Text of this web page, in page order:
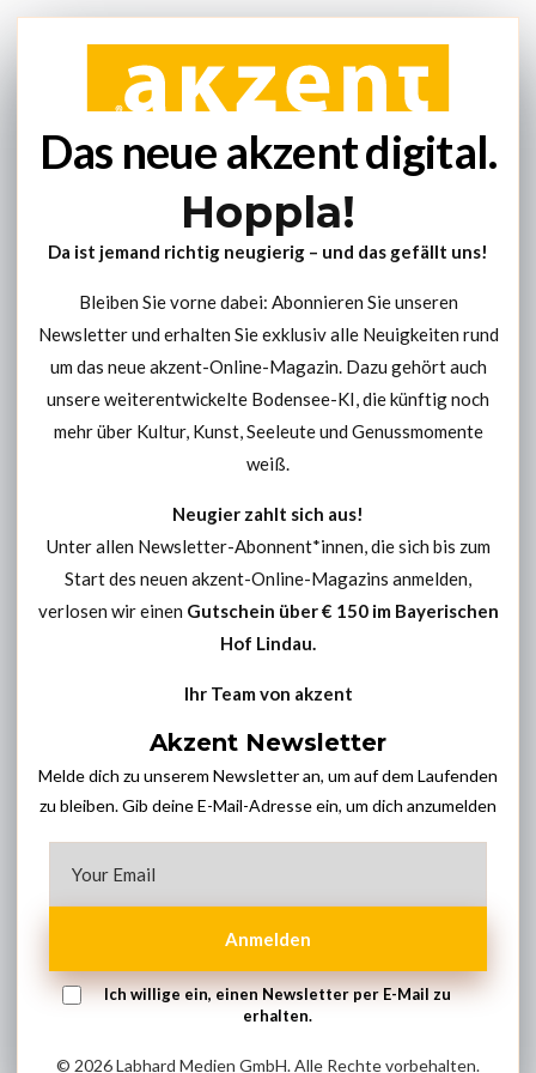
Das neue akzent digital.
Hoppla!
Da ist jemand richtig neugierig – und das gefällt uns!
Bleiben Sie vorne dabei: Abonnieren Sie unseren
Newsletter und erhalten Sie exklusiv alle Neuigkeiten rund
um das neue akzent-Online-Magazin. Dazu gehört auch
unsere weiterentwickelte Bodensee-KI, die künftig noch
mehr über Kultur, Kunst, Seeleute und Genussmomente
weiß.
Neugier zahlt sich aus!
Unter allen Newsletter-Abonnent*innen, die sich bis zum
Start des neuen akzent-Online-Magazins anmelden,
verlosen wir einen Gutschein über € 150 im Bayerischen
Hof Lindau.
Ihr Team von akzent
Akzent Newsletter
Melde dich zu unserem Newsletter an, um auf dem Laufenden
zu bleiben. Gib deine E-Mail-Adresse ein, um dich anzumelden
Ich willige ein, einen Newsletter per E-Mail zu
erhalten.
Anmelden
© 2026 Labhard Medien GmbH. Alle Rechte vorbehalten.